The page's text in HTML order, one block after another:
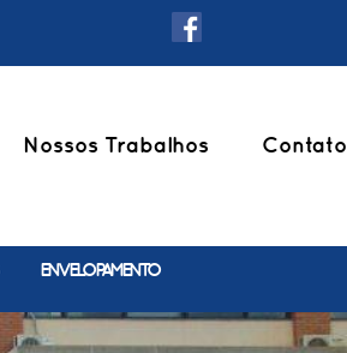
Nossos Trabalhos Contato
ENVELOPAMENTO